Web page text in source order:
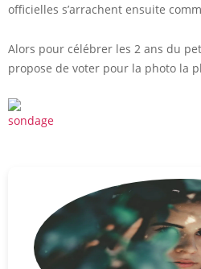
officielles s’arrachent ensuite
Alors pour célébrer les 2 ans du
propose de voter pour la photo la